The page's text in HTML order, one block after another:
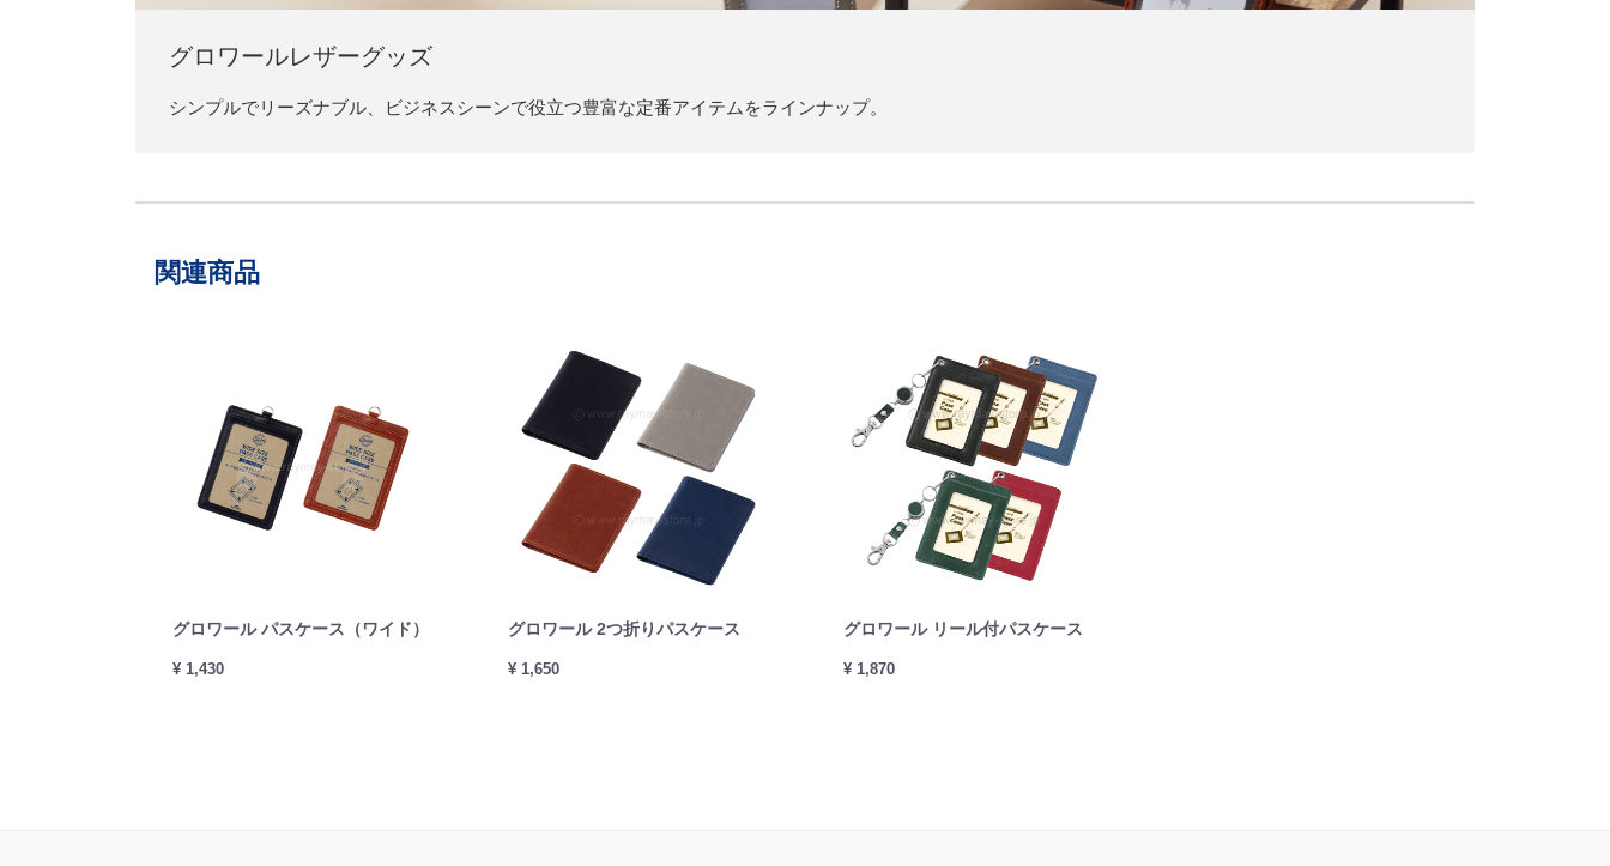
グロワールレザーグッズ
シンプルでリーズナブル、ビジネスシーンで役立つ豊富な定番アイテムをラインナップ。
関連商品
グロワール パスケース（ワイド）
¥ 1,430
グロワール 2つ折りパスケース
¥ 1,650
グロワール リール付パスケース
¥ 1,870